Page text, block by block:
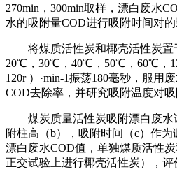
270min，300min取样，漂白废水
水的吸附量COD进行吸附时间对的
将煤质活性炭和椰壳活性炭置
20℃，30℃，40℃，50℃，60℃，
120r ）·min-1振荡180毫秒，服用
COD去除率，并研究吸附温度对吸
煤炭质量活性炭吸附漂白废水
附柱高（b），吸附时间（c）作
漂白废水COD值，单独煤质活性炭
正交试验上进行椰壳活性炭），评